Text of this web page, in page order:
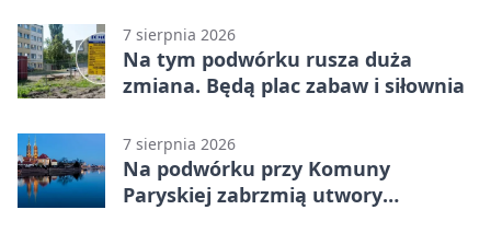
7 sierpnia 2026
Na tym podwórku rusza duża
zmiana. Będą plac zabaw i siłownia
7 sierpnia 2026
Na podwórku przy Komuny
Paryskiej zabrzmią utwory